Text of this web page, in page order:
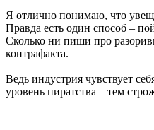
Я отлично понимаю, что
Правда есть один способ –
Сколько ни пиши про
контрафакта.
Ведь индустрия чувствует
уровень пиратства – тем